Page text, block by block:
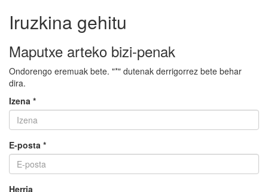
Iruzkina gehitu
Maputxe arteko bizi-penak
Ondorengo eremuak bete. "*" dutenak derrigorrez bete behar
dira.
Izena *
E-posta *
Herria